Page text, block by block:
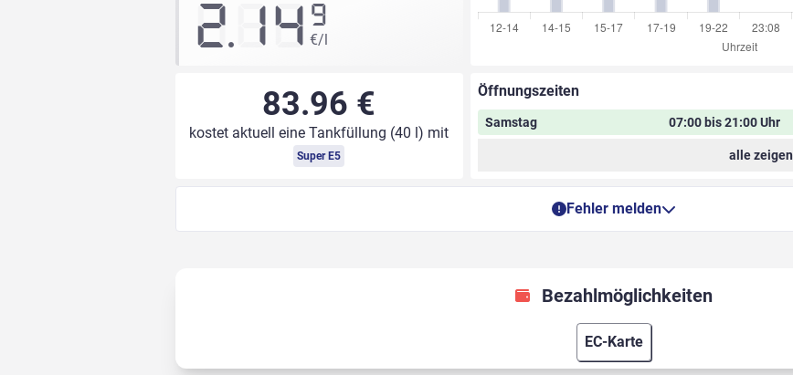
2.14 9
€/l
83.96 €
kostet aktuell eine Tankfüllung (40 l) mit
Super E5
Öffnungszeiten
Samstag 07:00 bis 21:00 Uhr
alle zeigen
Fehler melden
Bezahlmöglichkeiten
EC-Karte